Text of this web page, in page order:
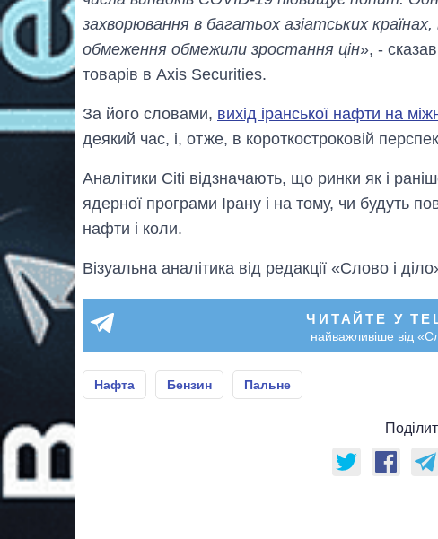
захворювання в багатьох азіатських
обмеження обмежили зростання цін», -
товарів в Axis Securities.
За його словами, вихід іранської нафти на
деякий час, і, отже, в короткостроковій
Аналітики Citi відзначають, що ринки як і
ядерної програми Ірану і на тому, чи будуть
нафти і коли.
Візуальна аналітика від редакції «Слово і
ЧИТАЙТЕ У
найважливіше від
Нафта Бензин Пальне